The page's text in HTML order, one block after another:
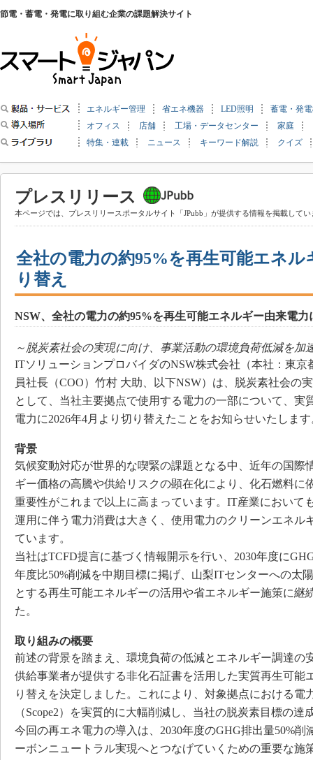
節電・蓄電・発電に取り組む企業の課題解決サイト
エネルギー管理 省エネ機器 LED照明
蓄電・発
オフィス
店舗 工場・データセンター
家庭
特集・連載
ニュース キーワード解説 クイズ
プレスリリース
本ページでは、プレスリリースポータルサイト「JPubb」が提供する情報を掲載してい
全社の電力の約95%を再生可能エネル
り替え
NSW、全社の電力の約95%を再生可能エネルギー由来電力
～脱炭素社会の実現に向け、事業活動の環境負荷低減を加
ITソリューションプロバイダのNSW株式会社（本社：東京
員社長（COO）竹村 大助、以下NSW）は、脱炭素社会の
として、当社主要拠点で使用する電力の一部について、実
電力に2026年4月より切り替えたことをお知らせいたします
背景
気候変動対応が世界的な喫緊の課題となる中、近年の国際
ギー価格の高騰や供給リスクの顕在化により、化石燃料に
重要性がこれまで以上に高まっています。IT産業において
運用に伴う電力消費は大きく、使用電力のクリーンエネル
ています。
当社はTCFD提言に基づく情報開示を行い、2030年度に
年度比50%削減を中期目標に掲げ、山梨ITセンターへの太
とする再生可能エネルギーの活用や省エネルギー施策に継
た。
取り組みの概要
前述の背景を踏まえ、環境負荷の低減とエネルギー調達の
供給事業者が提供する非化石証書を活用した実質再生可能
り替えを決定しました。これにより、対象拠点における電
（Scope2）を実質的に大幅削減し、当社の脱炭素目標の達
今回の再エネ電力の導入は、2030年度のGHG排出量50%削
ーボンニュートラル実現へとつなげていくための重要な施